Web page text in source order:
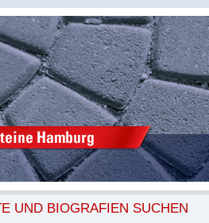
UND BIOGRAFIEN SUCHEN